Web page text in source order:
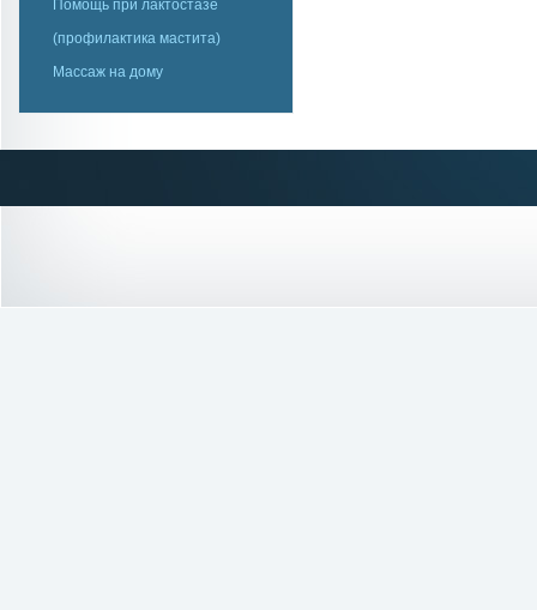
Помощь при лактостазе
(профилактика мастита)
Массаж на дому